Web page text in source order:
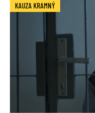
KAUZA KRAMNÝ